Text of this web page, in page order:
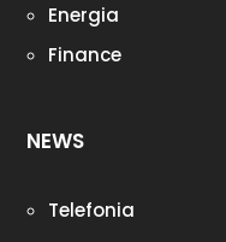
Energia
Finance
NEWS
Telefonia